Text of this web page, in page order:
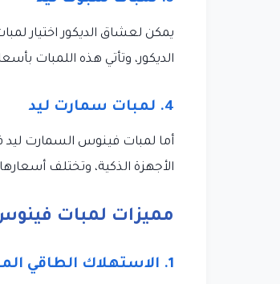
يمكن لعشاق الديكور اختيار
الديكور، وتأتي هذه اللمبات
4. لمبات سمارت ليد
أما لمبات فينوس السمارت ليد
الأجهزة الذكية، وتختلف
مميزات لمبات
1. الاستهلاك الطاقي المنخفض